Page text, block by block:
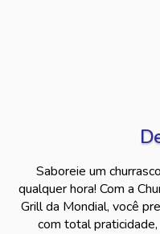
Saboreie um
qualquer hora! Com a
Grill da Mondial, você
com total